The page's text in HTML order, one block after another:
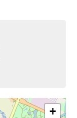
+